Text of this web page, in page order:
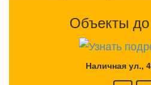
Объекты
Наличная ул.,